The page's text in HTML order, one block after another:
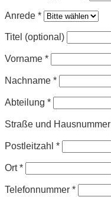
Anrede *
Titel (optional)
Vorname *
Nachname *
Abteilung *
Straße und Hausnummer
Postleitzahl *
Ort*
Telefonnummer *